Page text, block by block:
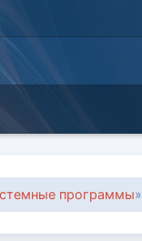
программы»